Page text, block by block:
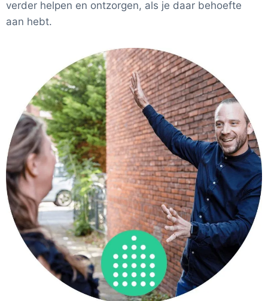
verder helpen en ontzorgen, als je daar behoefte
aan hebt.